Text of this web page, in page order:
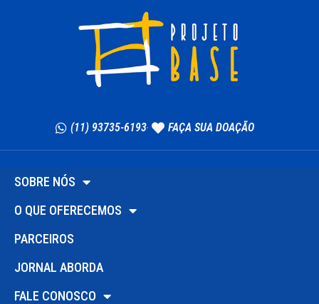
(11) 93735-6193 FAÇA SUA DOAÇÃO
SOBRE NÓS
O QUE OFERECEMOS
PARCEIROS
JORNAL ABORDA
FALE CONOSCO